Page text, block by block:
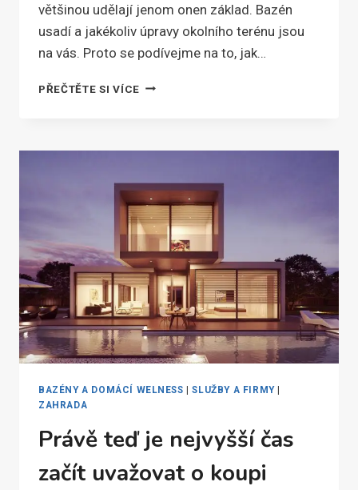
většinou udělají jenom onen základ. Bazén
usadí a jakékoliv úpravy okolního terénu jsou
na vás. Proto se podívejme na to, jak…
PŘEČTĚTE SI VÍCEMÁTE
JEHO
OBLOŽENÍ
BAZÉNY A DOMÁCÍ WELNESS |SLUŽBY A FIRMY|
ZAHRADA
Právě teď je nejvyšší čas
začít uvažovat o koupi